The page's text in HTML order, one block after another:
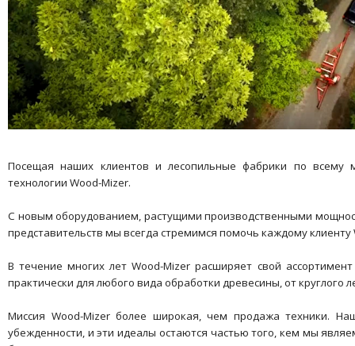
Посещая наших клиентов и лесопильные фабрики по
технологии Wood-Mizer.
С новым оборудованием, растущими производственными
представительств мы всегда стремимся помочь каждому клиенту
В течение многих лет Wood-Mizer расширяет свой
практически для любого вида обработки древесины, от круглого
Миссия Wood-Mizer более широкая, чем продажа техники.
убежденности, и эти идеалы остаются частью того, кем мы